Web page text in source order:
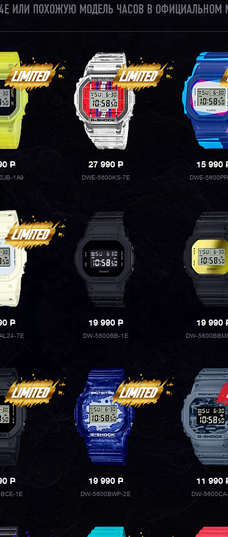
4E ИЛИ ПОХОЖУЮ МОДЕЛЬ ЧАСОВ В ОФИЦИАЛЬНОМ
P
1A9
27 990 P
DWE-5600KS-7E
15 990
DWE-
P
7E
19 990 P
DW-5600BB-1E
19 990
DW-
P
1E
19 990 P
DW-5600BWP-2E
11 990
DW-